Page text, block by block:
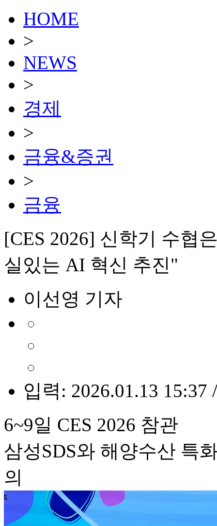
HOME
>
NEWS
>
경제
>
금융&증권
>
금융
[CES 2026] 신학기 수협
실있는 AI 혁신 추진"
이선영 기자
입력: 2026.01.13 15:37
6~9일 CES 2026 참관
삼성SDS와 해양수산 특
의